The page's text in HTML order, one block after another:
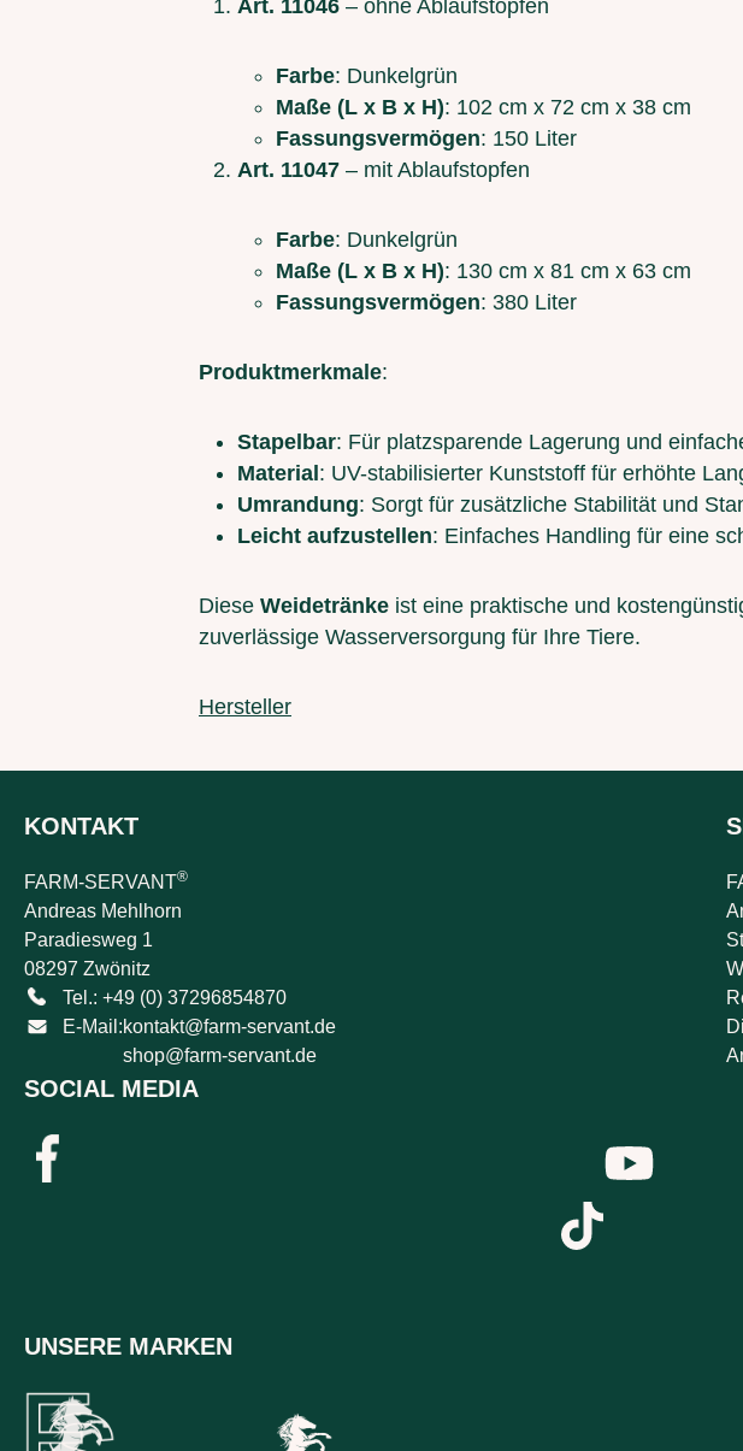
Art. 11046 – ohne Ablaufstopfen
Farbe: Dunkelgrün
Maße (L x B x H): 102 cm x 72 cm x 38 cm
Fassungsvermögen: 150 Liter
Art. 11047 – mit Ablaufstopfen
Farbe: Dunkelgrün
Maße (L x B x H): 130 cm x 81 cm x 63 cm
Fassungsvermögen: 380 Liter
Produktmerkmale:
Stapelbar: Für platzsparende Lagerung und
Material : UV-stabilisierter Kunststoff für erhöhte
Umrandung: Sorgt für zusätzliche Stabilität und
Leicht aufzustellen: Einfaches Handling für eine
Diese Weidetränke ist eine praktische und
zuverlässige Wasserversorgung für Ihre Tiere.
Hersteller
KONTAKT
FARM-SERVANT®
Andreas Mehlhorn
Paradiesweg 1
08297 Zwönitz
Tel.: +49 (0) 37296854870
E-Mail:kontakt@farm-servant.de
shop@farm-servant.de
SOCIAL MEDIA
UNSERE MARKEN